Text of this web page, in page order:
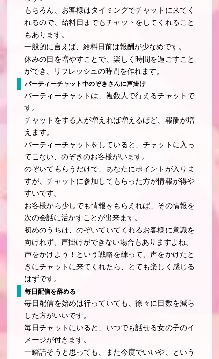
もちろん、お客様はタイミングでチャットに来てく
れるので、給料日までもチャットをしてくれること
もあります。
一般的に言えば、給料日前は報酬が少なめです。
休みの日を増やすことで、楽しく時間を過ごすこと
ができ、リフレッシュの時間を作れます。
パーティーチャット中のぞきさんに声掛け
パーティーチャットは、複数人で行えるチャットで
す。
チャットをする人が増えれば増えるほど、報酬が増
えます。
パーティーチャットをしていると、チャットに入っ
てこない、のぞきのお客様がいます。
のぞいてもらうだけで、あなたにポイントが入りま
すが、チャットに参加してもらった方が情報が得や
すいです。
お客様から少しでも情報をもらえれば、その情報を
次の会話に活かすことが出来ます。
初めのうちは、のぞいていてくれるお客様に意識を
向けれず、声掛けができない場合もありますよね。
声をかけよう！という戦略を練って、声をかけたと
きにチャットに来てくれたら、とても楽しく感じる
はずです。
毎日配信を辞める
毎日配信を始めは行っていても、徐々に日数を減ら
した方がいいです。
毎日チャットにいると、いつでも話せる女の子のイ
メージが付きます。
一瞬話そうと思っても、また今度でいいや、という